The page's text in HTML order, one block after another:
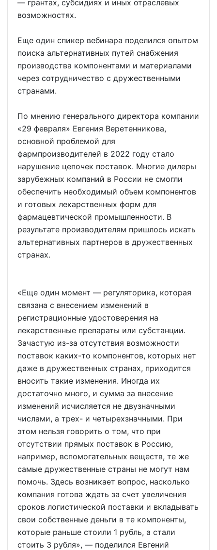
— грантах, субсидиях и иных отраслевых
возможностях.
Еще один спикер вебинара поделился опытом
поиска альтернативных путей снабжения
производства компонентами и материалами
через сотрудничество с дружественными
странами.
По мнению генерального директора компании
«29 февраля» Евгения Веретенникова,
основной проблемой для
фармпроизводителей в 2022 году стало
нарушение цепочек поставок. Многие дилеры
зарубежных компаний в России не смогли
обеспечить необходимый объем компонентов
и готовых лекарственных форм для
фармацевтической промышленности. В
результате производителям пришлось искать
альтернативных партнеров в дружественных
странах.
«Еще один момент — регуляторика, которая
связана с внесением изменений в
регистрационные удостоверения на
лекарственные препараты или субстанции.
Зачастую из-за отсутствия возможности
поставок каких-то компонентов, которых нет
даже в дружественных странах, приходится
вносить такие изменения. Иногда их
достаточно много, и сумма за внесение
изменений исчисляется не двузначными
числами, а трех- и четырехзначными. При
этом нельзя говорить о том, что при
отсутствии прямых поставок в Россию,
например, вспомогательных веществ, те же
самые дружественные страны не могут нам
помочь. Здесь возникает вопрос, насколько
компания готова ждать за счет увеличения
сроков логистической поставки и вкладывать
свои собственные деньги в те компоненты,
которые раньше стоили 1 рубль, а стали
стоить 3 рубля», — поделился Евгений